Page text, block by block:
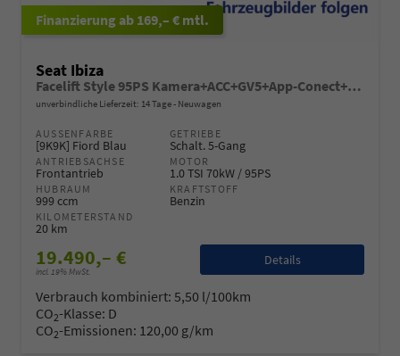
ab 169,– € mtl.
Seat Ibiza
Facelift Style 95PS Kamera+ACC+GV5+App-Conect+Sitzheizung+ParkPilot hinten
unverbindliche Lieferzeit: 14 Tage Neuwagen
AUSSENFARBE
[9K9K] Fiord Blau
GETRIEBE
Schalt. 5-Gang
ANTRIEBSACHSE
Frontantrieb
MOTOR
1.0 TSI 70kW / 95PS
HUBRAUM
999 ccm
KRAFTSTOFF
Benzin
KILOMETERSTAND
20 km
19.490,– €
incl. 19% MwSt.
Details
Verbrauch kombiniert: 5,50 l/100km
CO2-Klasse: D
CO2-Emissionen: 120,00 g/km